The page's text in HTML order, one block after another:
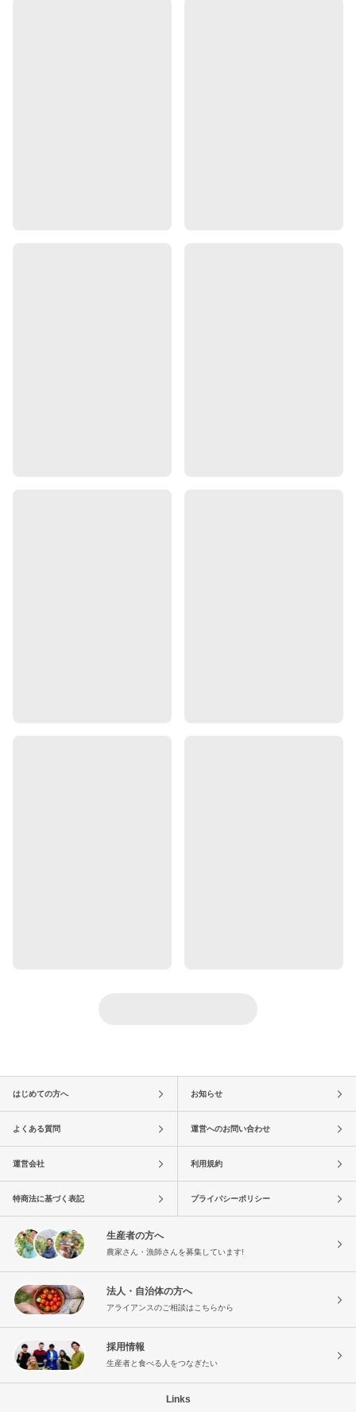
はじめての方へ お知らせ
よくある質問 運営へのお問い合わせ
運営会社 利用規約
特商法に基づく表記 プライバシーポリシー
生産者の方へ
農家さん・漁師さんを募集しています!
法人・自治体の方へ
アライアンスのご相談はこちらから
採用情報
生産者と食べる人をつなぎたい
Links